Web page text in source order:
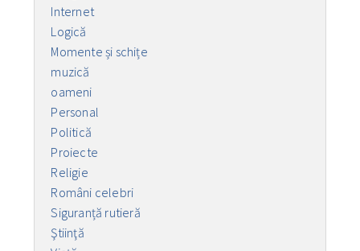
Internet
Logică
Momente și schițe
muzică
oameni
Personal
Politică
Proiecte
Religie
Români celebri
Siguranță rutieră
Ştiinţă